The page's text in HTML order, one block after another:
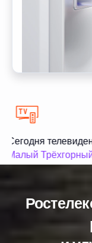
Сегодня
Малый